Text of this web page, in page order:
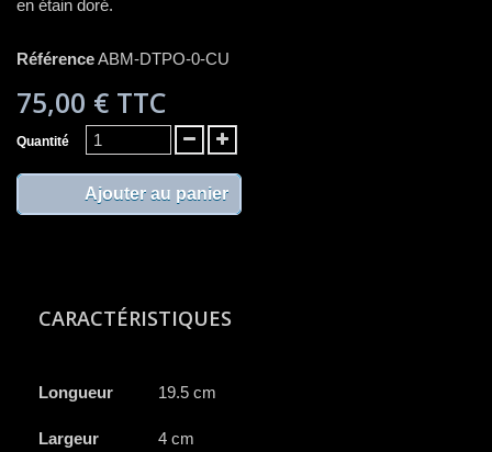
en étain doré.
RéférenceABM-DTPO-0-CU
75,00 € TTC
Quantité
Ajouter au panier
CARACTÉRISTIQUES
Longueur 19.5 cm
Largeur 4 cm